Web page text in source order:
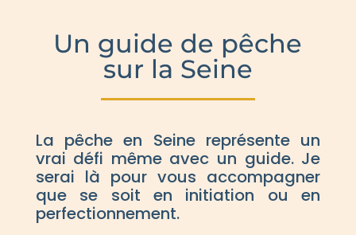
Un guide de pêche
sur la Seine
La pêche en Seine représente un
vrai défi même avec un guide. Je
serai là pour vous accompagner
que se soit en initiation ou en
perfectionnement.